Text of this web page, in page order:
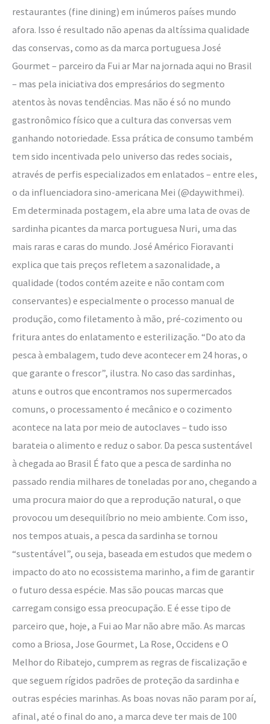
restaurantes (fine dining) em inúmeros países mundo
afora. Isso é resultado não apenas da altíssima qualidade
das conservas, como as da marca portuguesa José
Gourmet – parceiro da Fui ar Mar na jornada aqui no Brasil
– mas pela iniciativa dos empresários do segmento
atentos às novas tendências. Mas não é só no mundo
gastronômico físico que a cultura das conversas vem
ganhando notoriedade. Essa prática de consumo também
tem sido incentivada pelo universo das redes sociais,
através de perfis especializados em enlatados – entre eles,
o da influenciadora sino-americana Mei (@daywithmei).
Em determinada postagem, ela abre uma lata de ovas de
sardinha picantes da marca portuguesa Nuri, uma das
mais raras e caras do mundo. José Américo Fioravanti
explica que tais preços refletem a sazonalidade, a
qualidade (todos contém azeite e não contam com
conservantes) e especialmente o processo manual de
produção, como filetamento à mão, pré-cozimento ou
fritura antes do enlatamento e esterilização. “Do ato da
pesca à embalagem, tudo deve acontecer em 24 horas, o
que garante o frescor”, ilustra. No caso das sardinhas,
atuns e outros que encontramos nos supermercados
comuns, o processamento é mecânico e o cozimento
acontece na lata por meio de autoclaves – tudo isso
barateia o alimento e reduz o sabor. Da pesca sustentável
à chegada ao Brasil É fato que a pesca de sardinha no
passado rendia milhares de toneladas por ano, chegando a
uma procura maior do que a reprodução natural, o que
provocou um desequilíbrio no meio ambiente. Com isso,
nos tempos atuais, a pesca da sardinha se tornou
“sustentável”, ou seja, baseada em estudos que medem o
impacto do ato no ecossistema marinho, a fim de garantir
o futuro dessa espécie. Mas são poucas marcas que
carregam consigo essa preocupação. E é esse tipo de
parceiro que, hoje, a Fui ao Mar não abre mão. As marcas
como a Briosa, Jose Gourmet, La Rose, Occidens e O
Melhor do Ribatejo, cumprem as regras de fiscalização e
que seguem rígidos padrões de proteção da sardinha e
outras espécies marinhas. As boas novas não param por aí,
afinal, até o final do ano, a marca deve ter mais de 100